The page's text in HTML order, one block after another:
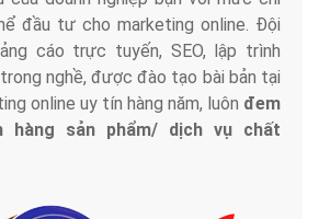
đầu tư cho marketing online. Đội
cáo trực tuyến, SEO, lập trình
nghề, được đào tạo bài bản tại
online uy tín hàng năm, luôn đem
hàng sản phẩm/ dịch vụ chất